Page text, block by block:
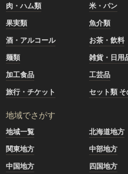
肉・ハム類 米・パン
果実類
魚介類
酒・アルコール
お茶・飲料
麺類
雑貨・日用
加工食品
工芸品
旅行・チケット
セット類 そ
地域でさがす
地域一覧 北海道地方
関東地方
中部地方
中国地方
四国地方